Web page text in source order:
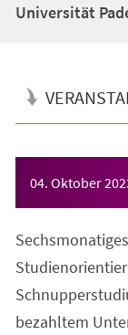
Universität
04. Oktober
bezahltem